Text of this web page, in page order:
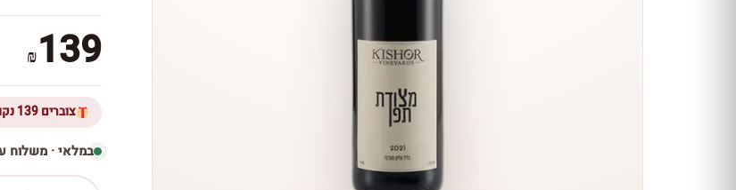
לכל יינות יקב ירושלים ←
₪139
צוברים 139 נקודות קאשבק ברכישת מוצר זה
במלאי · משלוח עד 3 ימי